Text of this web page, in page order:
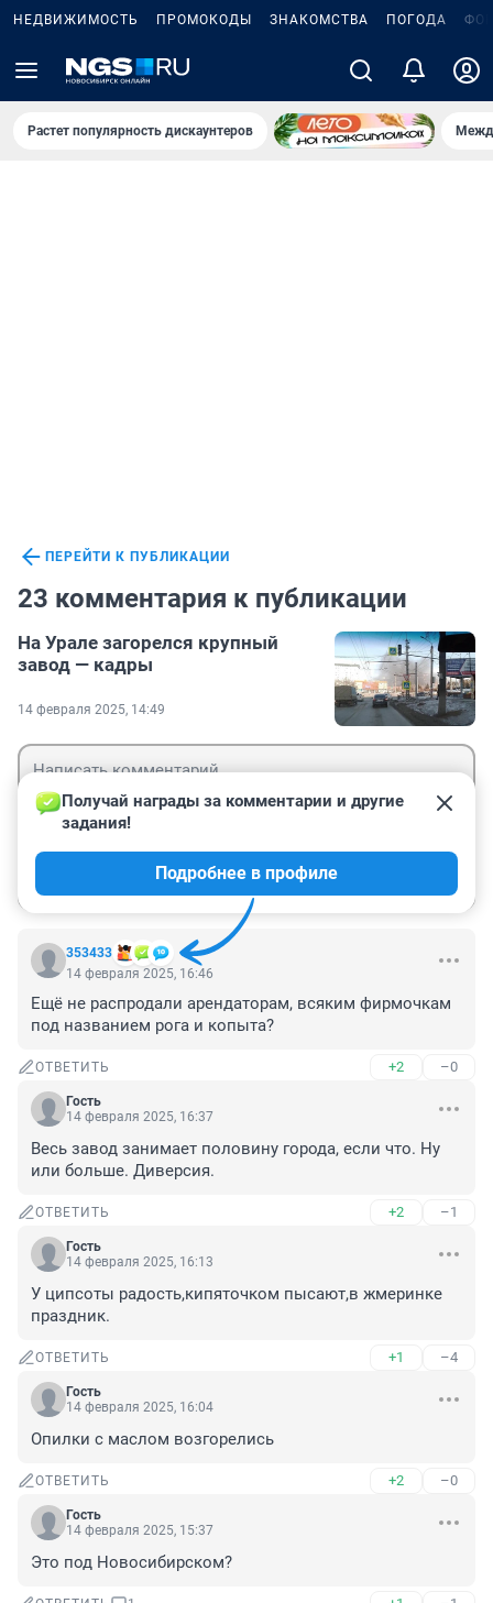
НЕДВИЖИМОСТЬ ПРОМОКОДЫ ЗНАКОМСТВА ПОГОДА
Растет популярность дискаунтеров
ПЕРЕЙТИ К ПУБЛИКАЦИИ
23 комментария к публикации
На Урале загорелся крупный
завод — кадры
14 февраля 2025, 14:49
353433
Получай награды за комментарии и другие
задания!
Подробнее в профиле
14 февраля 2025, 16:46
Ещё не распродали арендаторам, всяким фирмочкам
под названием рога и копыта?
ОТВЕТИТЬ +2 –0
Гость
14 февраля 2025, 16:37
Весь завод занимает половину города, если что. Ну
или больше. Диверсия.
ОТВЕТИТЬ +2 –1
Гость
14 февраля 2025, 16:13
У ципсоты радость,кипяточком пысают,в жмеринке
праздник.
ОТВЕТИТЬ +1 –4
Гость
14 февраля 2025, 16:04
Опилки с маслом возгорелись
ОТВЕТИТЬ +2 –0
Гость
14 февраля 2025, 15:37
Это под Новосибирском?